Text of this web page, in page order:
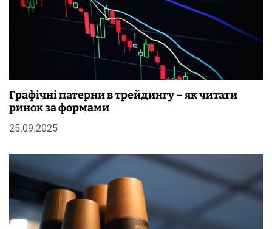
Графічні патерни в трейдингу – як читати
ринок за формами
25.09.2025